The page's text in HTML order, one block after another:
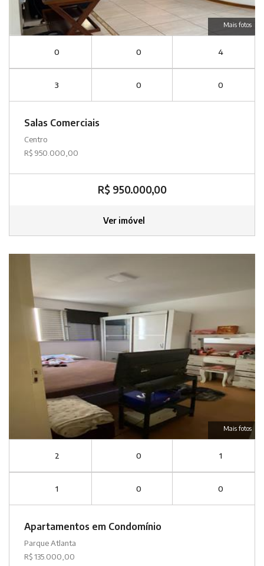
Mais fotos
0 0 4
3 0 0
Salas Comerciais
Centro
R$ 950.000,00
R$ 950.000,00
Ver imóvel
Mais fotos
2 0 1
1 0 0
Apartamentos em Condomínio
Parque Atlanta
R$ 135.000,00